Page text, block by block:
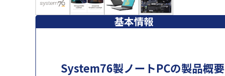
基本情報
System76製ノートPCの製品概要